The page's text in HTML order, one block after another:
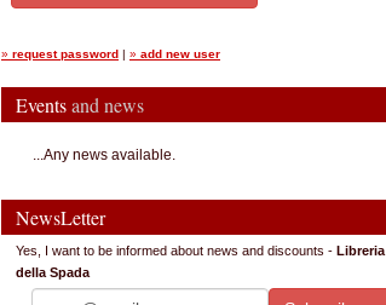
» request password | » add new user
Eventsand news
...Any news available.
NewsLetter
Yes, I want to be informed about news and discounts - Libreria
della Spada